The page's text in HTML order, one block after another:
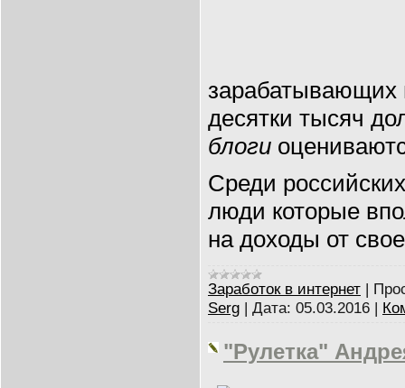
зарабатывающих
десятки тысяч
блоги
Среди
люди которые
на доходы от
Заработок в интернет |
Serg | Дата: 05.03.2016 |
"Рулетка"